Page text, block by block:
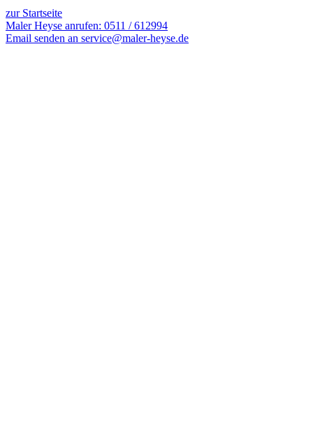
zur Startseite
Maler Heyse anrufen: 0511 / 612994
Email senden an service@maler-heyse.de